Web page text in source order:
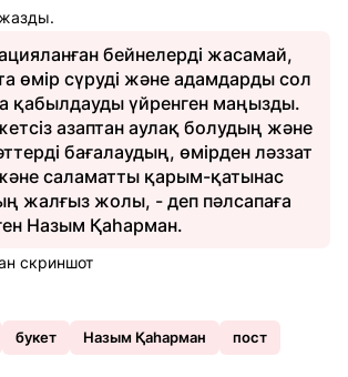
бейнелерді жасамай,
өмір сүруді және адамдарды сол
қабылдауды үйренген маңызды.
азаптан аулақ болудың және
бағалаудың, өмірден ләззат
саламатты қарым-қатынас
жалғыз жолы, - деп пәлсапаға
Назым Қаһарман.
скриншот
букет Назым Қаһарман
пост